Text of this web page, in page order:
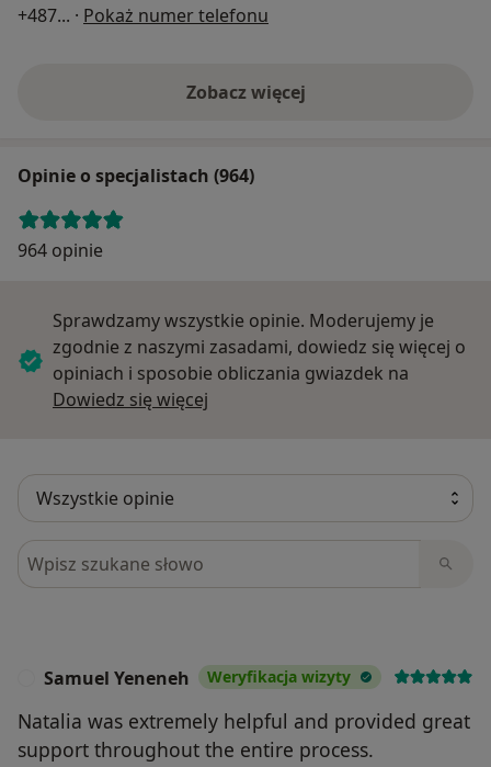
+487... · Pokaż numer telefonu
Zobacz więcej
Opinie o specjalistach (964)
964 opinie
Sprawdzamy wszystkie opinie. Moderujemy je
zgodnie z naszymi zasadami, dowiedz się więcej o
opiniach i sposobie obliczania gwiazdek na
Dowiedz się więcej
Szukaj w opiniach
Samuel Yeneneh Weryfikacja wizyty
Natalia was extremely helpful and provided great
support throughout the entire process.